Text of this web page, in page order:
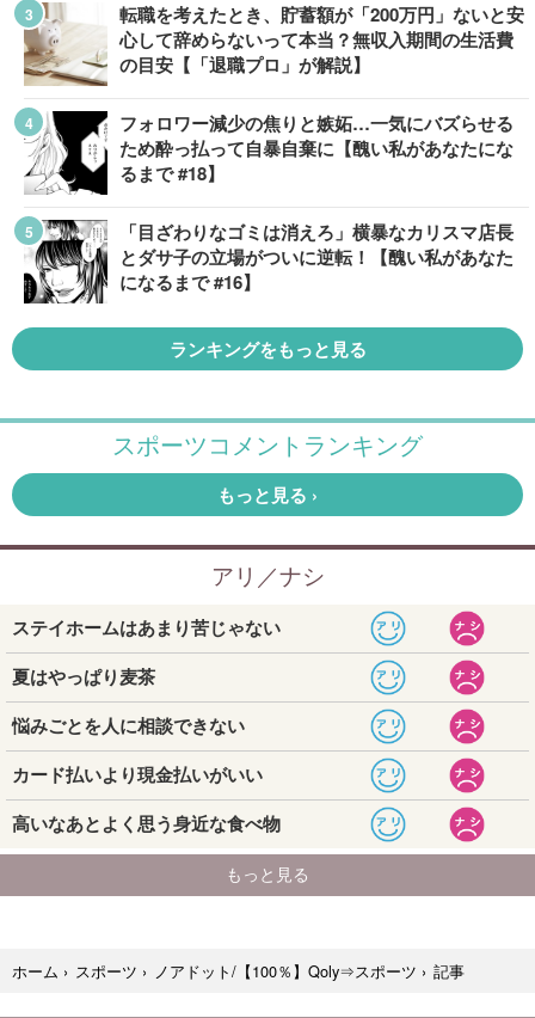
転職を考えたとき、貯蓄額が「200万円」ないと安
心して辞めらないって本当？無収入期間の生活費
の目安【「退職プロ」が解説】
フォロワー減少の焦りと嫉妬…一気にバズらせる
ため酔っ払って自暴自棄に【醜い私があなたにな
るまで #18】
「目ざわりなゴミは消えろ」横暴なカリスマ店長
とダサ子の立場がついに逆転！【醜い私があなた
になるまで #16】
ランキングをもっと見る
ホーム › スポーツ › ノアドット/【100％】Qoly⇒スポーツ › 記事